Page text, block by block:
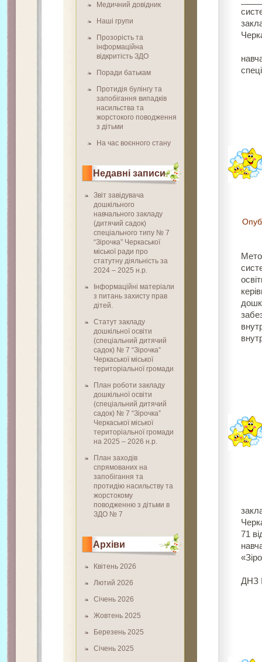
Медичний довідник
Наші групи
Прозорість та
інформаційна
відкритість ЗДО
Поради батькам
Протидія булінгу та
запобігання випадків
насильства та
жорстокого поводження
з дітьми
На час воєнного стану
Недавні записи
Звіт завідувача
дошкільного
навчального закладу
(дитячий садок)
спеціального типу № 7
“Зірочка” Черкаської
міської ради про
статутну діяльність за
2024 – 2025 н.р.
Інформаційні матеріали
з питань захисту прав
дітей.
Статут закладу
дошкільної освіти
(спеціальний дитячий
садок) № 7 “Зірочка”
Черкаської міської
територіальної громади
План роботи закладу
дошкільної освіти
(спеціальний дитячий
садок) № 7 “Зірочка”
Черкаської міської
територіальної громади
на 2025 – 2026 н.р.
План заходів
спрямованих на
запобігання та
протидію насильству та
жорстокому
поводженню з дітьми в
ЗДО № 7
Архіви
Квітень 2026
Лютий 2026
Січень 2026
Жовтень 2025
Березень 2025
Січень 2025
71
ДНЗ